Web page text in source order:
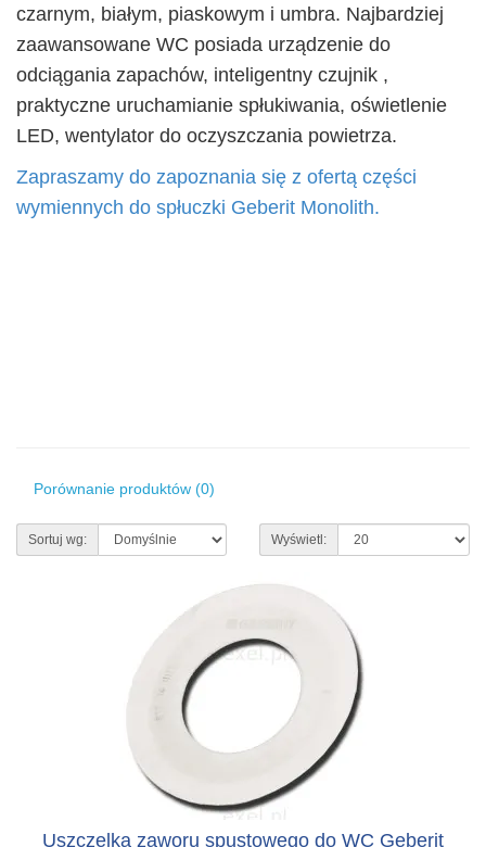
czarnym, białym, piaskowym i umbra. Najbardziej
zaawansowane WC posiada urządzenie do
odciągania zapachów, inteligentny czujnik ,
praktyczne uruchamianie spłukiwania, oświetlenie
LED, wentylator do oczyszczania powietrza.
Zapraszamy do zapoznania się z ofertą części
wymiennych do spłuczki Geberit Monolith.
Porównanie produktów (0)
Sortuj wg: Wyświetl:
Uszczelka zaworu spustowego do WC Geberit